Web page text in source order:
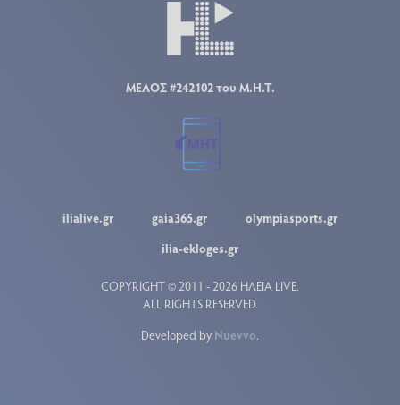
ΜΕΛΟΣ #242102 του Μ.Η.Τ.
ilialive.gr gaia365.gr
olympiasports.gr
ilia-ekloges.gr
COPYRIGHT © 2011 - 2026 ΗΛΕΙΑ LIVE.
ALL RIGHTS RESERVED.
Developed by Nuevvo.